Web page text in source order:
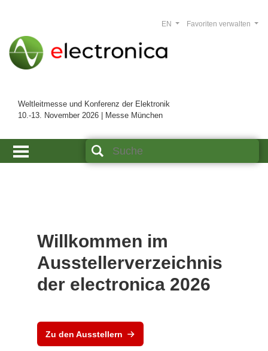
Weltleitmesse und Konferenz der Elektronik
10.-13. November 2026 | Messe München
Favoriten verwalten
EN
Willkommen im
Ausstellerverzeichnis
der electronica 2026
Zu den Ausstellern